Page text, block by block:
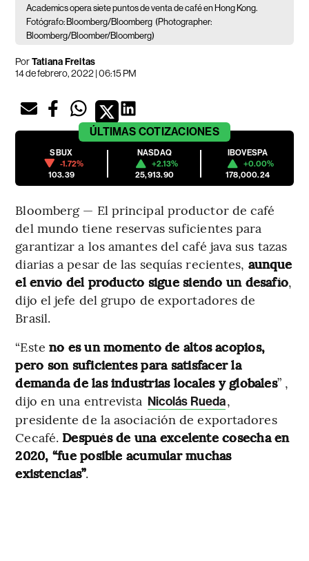
Academics opera siete puntos de venta de café en Hong Kong.
Fotógrafo: Bloomberg/Bloomberg (Photographer:
Bloomberg/Bloomber/Bloomberg)
PorTatiana Freitas
14 de febrero, 2022 | 06:15 PM
ÚLTIMAS COTIZACIONES
SBUX
-1.72%
103.39
NASDAQ
+2.13%
25,913.90
IBOVESPA
+0.00%
178,000.24
Bloomberg — El principal productor de café
del mundo tiene reservas suficientes para
garantizar a los amantes del café java sus tazas
diarias a pesar de las sequías recientes, aunque
el envío del producto sigue siendo un desafío,
dijo el jefe del grupo de exportadores de
Brasil.
“Este no es un momento de altos acopios,
pero son suficientes para satisfacer la
demanda de las industrias locales y globales” ,
dijo en una entrevista Nicolás Rueda,
presidente de la asociación de exportadores
Cecafé. Después de una excelente cosecha en
2020, “fue posible acumular muchas
existencias”.